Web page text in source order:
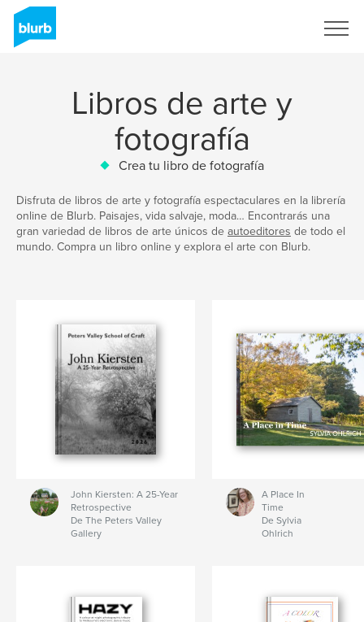
Libros de arte y
fotografía
Crea tu libro de fotografía
Disfruta de libros de arte y fotografía espectaculares en la librería
online de Blurb. Paisajes, vida salvaje, moda… Encontrarás una
gran variedad de libros de arte únicos de autoeditores de todo el
mundo. Compra un libro online y explora el arte con Blurb.
John Kiersten: A 25-Year
Retrospective
De The Peters Valley
Gallery
A Place In
Time
De Sylvia
Ohlrich